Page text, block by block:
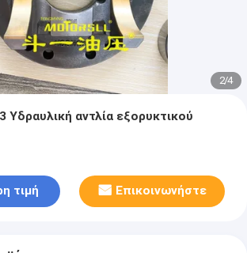
2/4
Υδραυλική αντλία εξορυκτικού
τιμή Επικοινωνήστε